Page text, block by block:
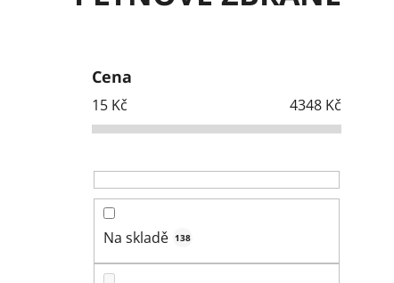
Cena
15 Kč 4348 Kč
Na skladě 138